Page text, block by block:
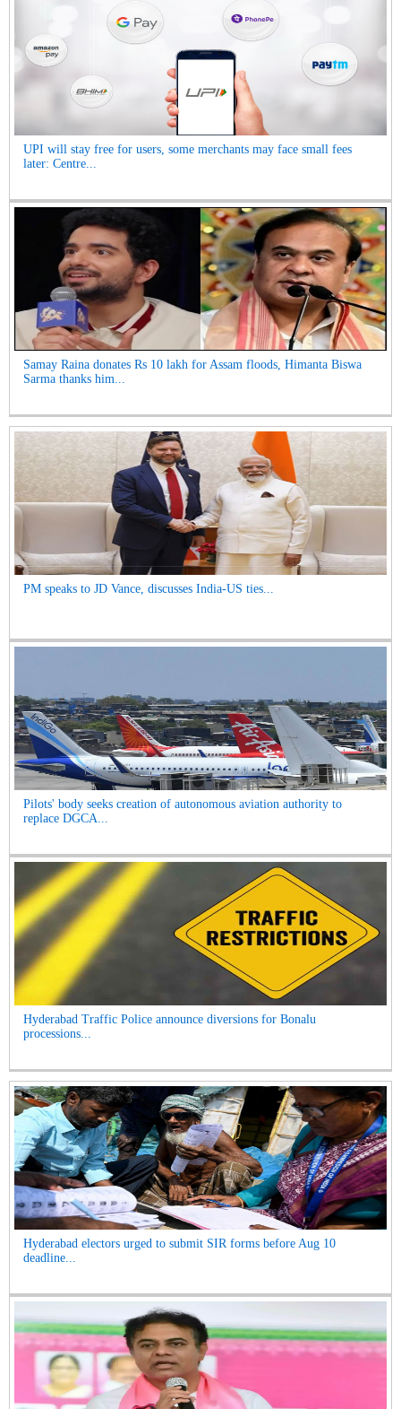
UPI will stay free for users, some merchants may face small fees
later: Centre...
Samay Raina donates Rs 10 lakh for Assam floods, Himanta Biswa
Sarma thanks him...
PM speaks to JD Vance, discusses India-US ties...
Pilots' body seeks creation of autonomous aviation authority to
replace DGCA...
Hyderabad Traffic Police announce diversions for Bonalu
processions...
Hyderabad electors urged to submit SIR forms before Aug 10
deadline...